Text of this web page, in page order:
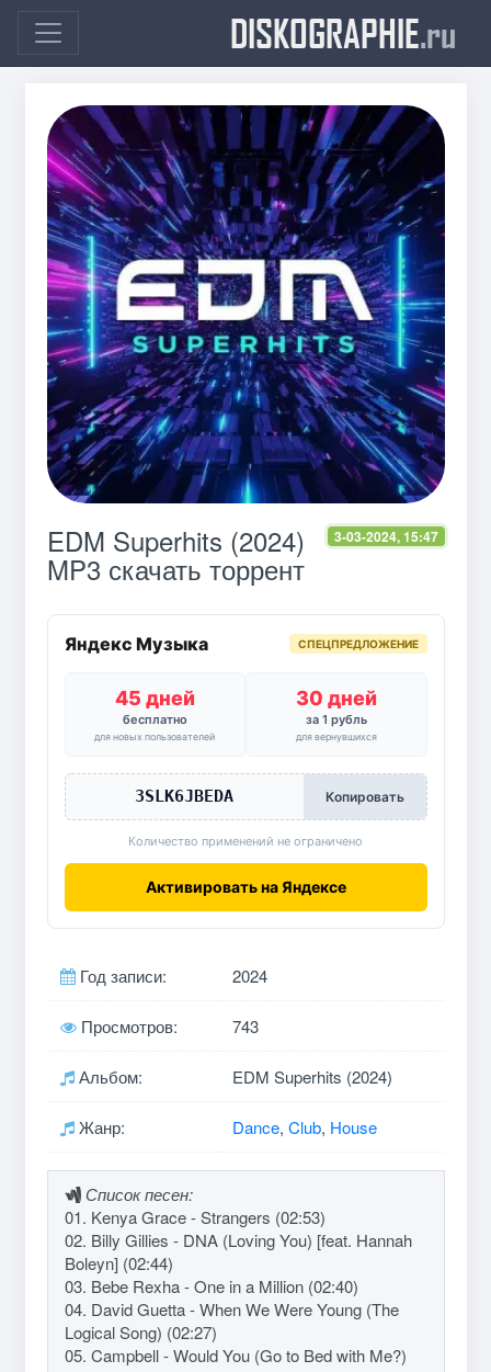
DISKOGRAPHIE.ru
3-03-2024, 15:47
EDM Superhits (2024)
MP3 скачать торрент
Яндекс Музыка СПЕЦПРЕДЛОЖЕНИЕ
45 дней
бесплатно
для новых пользователей
30 дней
за 1 рубль
для вернувшихся
3SLK6JBEDA Копировать
Количество применений не ограничено
Активировать на Яндексе
Год записи: 2024
Просмотров: 743
Альбом: EDM Superhits (2024)
Жанр: Dance, Club, House
Список песен:
01. Kenya Grace - Strangers (02:53)
02. Billy Gillies - DNA (Loving You) [feat. Hannah
Boleyn] (02:44)
03. Bebe Rexha - One in a Million (02:40)
04. David Guetta - When We Were Young (The
Logical Song) (02:27)
05. Campbell - Would You (Go to Bed with Me?)